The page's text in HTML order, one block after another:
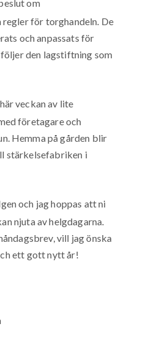
om
regler för torghandeln. De
och anpassats för
den lagstiftning som
veckan av lite
företagare och
Hemma på gården blir
stärkelsefabriken i
och jag hoppas att ni
njuta av helgdagarna.
vill jag önska
ett gott nytt år!